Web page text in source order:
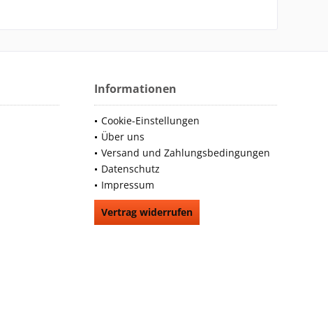
Informationen
Cookie-Einstellungen
Über uns
Versand und Zahlungsbedingungen
Datenschutz
Impressum
Vertrag widerrufen